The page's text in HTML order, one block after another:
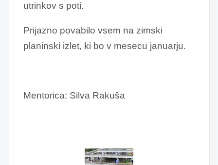
utrinkov s poti.
Prijazno povabilo vsem na zimski
planinski izlet, ki bo v mesecu januarju.
Mentorica: Silva Rakuša